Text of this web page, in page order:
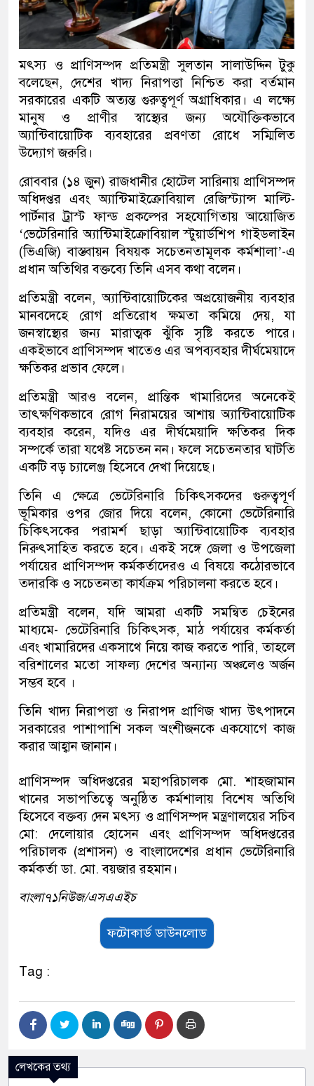
মৎস্য ও প্রাণিসম্পদ প্রতিমন্ত্রী সুলতান সালাউদ্দিন টুকু
বলেছেন, দেশের খাদ্য নিরাপত্তা নিশ্চিত করা বর্তমান
সরকারের একটি অত্যন্ত গুরুত্বপূর্ণ অগ্রাধিকার। এ লক্ষ্যে
মানুষ ও প্রাণীর স্বাস্থ্যের জন্য অযৌক্তিকভাবে
অ্যান্টিবায়োটিক ব্যবহারের প্রবণতা রোধে সম্মিলিত
উদ্যোগ জরুরি।
রোববার (১৪ জুন) রাজধানীর হোটেল সারিনায় প্রাণিসম্পদ
অধিদপ্তর এবং অ্যান্টিমাইক্রোবিয়াল রেজিস্ট্যান্স মাল্টি-
পার্টনার ট্রাস্ট ফান্ড প্রকল্পের সহযোগিতায় আয়োজিত
‘ভেটেরিনারি অ্যান্টিমাইক্রোবিয়াল স্টুয়ার্ডশিপ গাইডলাইন
(ভিএজি) বাস্তবায়ন বিষয়ক সচেতনতামূলক কর্মশালা’-এ
প্রধান অতিথির বক্তব্যে তিনি এসব কথা বলেন।
প্রতিমন্ত্রী বলেন, অ্যান্টিবায়োটিকের অপ্রয়োজনীয় ব্যবহার
মানবদেহে রোগ প্রতিরোধ ক্ষমতা কমিয়ে দেয়, যা
জনস্বাস্থ্যের জন্য মারাত্মক ঝুঁকি সৃষ্টি করতে পারে।
একইভাবে প্রাণিসম্পদ খাতেও এর অপব্যবহার দীর্ঘমেয়াদে
ক্ষতিকর প্রভাব ফেলে।
প্রতিমন্ত্রী আরও বলেন, প্রান্তিক খামারিদের অনেকেই
তাৎক্ষণিকভাবে রোগ নিরাময়ের আশায় অ্যান্টিবায়োটিক
ব্যবহার করেন, যদিও এর দীর্ঘমেয়াদি ক্ষতিকর দিক
সম্পর্কে তারা যথেষ্ট সচেতন নন। ফলে সচেতনতার ঘাটতি
একটি বড় চ্যালেঞ্জ হিসেবে দেখা দিয়েছে।
তিনি এ ক্ষেত্রে ভেটেরিনারি চিকিৎসকদের গুরুত্বপূর্ণ
ভূমিকার ওপর জোর দিয়ে বলেন, কোনো ভেটেরিনারি
চিকিৎসকের পরামর্শ ছাড়া অ্যান্টিবায়োটিক ব্যবহার
নিরুৎসাহিত করতে হবে। একই সঙ্গে জেলা ও উপজেলা
পর্যায়ের প্রাণিসম্পদ কর্মকর্তাদেরও এ বিষয়ে কঠোরভাবে
তদারকি ও সচেতনতা কার্যক্রম পরিচালনা করতে হবে।
প্রতিমন্ত্রী বলেন, যদি আমরা একটি সমন্বিত চেইনের
মাধ্যমে- ভেটেরিনারি চিকিৎসক, মাঠ পর্যায়ের কর্মকর্তা
এবং খামারিদের একসাথে নিয়ে কাজ করতে পারি, তাহলে
বরিশালের মতো সাফল্য দেশের অন্যান্য অঞ্চলেও অর্জন
সম্ভব হবে ।
তিনি খাদ্য নিরাপত্তা ও নিরাপদ প্রাণিজ খাদ্য উৎপাদনে
সরকারের পাশাপাশি সকল অংশীজনকে একযোগে কাজ
করার আহ্বান জানান।
প্রাণিসম্পদ অধিদপ্তরের মহাপরিচালক মো. শাহজামান
খানের সভাপতিত্বে অনুষ্ঠিত কর্মশালায় বিশেষ অতিথি
হিসেবে বক্তব্য দেন মৎস্য ও প্রাণিসম্পদ মন্ত্রণালয়ের সচিব
মো: দেলোয়ার হোসেন এবং প্রাণিসম্পদ অধিদপ্তরের
পরিচালক (প্রশাসন) ও বাংলাদেশের প্রধান ভেটেরিনারি
কর্মকর্তা ডা. মো. বয়জার রহমান।
বাংলা৭১নিউজ/এসএএইচ
ফটোকার্ড ডাউনলোড
Tag :
লেখকের তথ্য